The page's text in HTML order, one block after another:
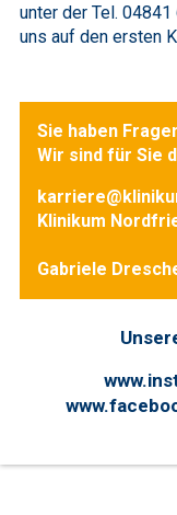
unter der Tel.
uns auf den ersten
Sie haben
Wir sind für Sie
Klinikum
Gabriele